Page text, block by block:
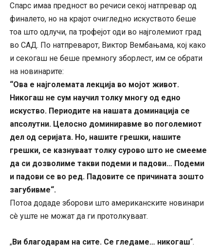
Спарс имаа предност во речиси секој натпревар од
финалето, но на крајот очигледно искуството беше
тоа што одлучи, па трофејот оди во најголемиот град
во САД. По натпреварот, Виктор Вембањама, кој како
и секогаш не беше премногу зборлест, им се обрати
на новинарите:
“Ова е најголемата лекција во мојот живот.
Никогаш не сум научил толку многу од едно
искуство. Периодите на нашата доминација се
апсолутни. Целосно доминиравме во поголемиот
дел од серијата. Но, нашите грешки, нашите
грешки, се казнуваат толку сурово што не смееме
да си дозволиме такви подеми и падови… Подеми
и падови се во ред. Падовите се причината зошто
загубивме“.
Потоа додаде зборови што американските новинари
сè уште не можат да ги протолкуваат.
„Ви благодарам на сите. Се гледаме… никогаш“.